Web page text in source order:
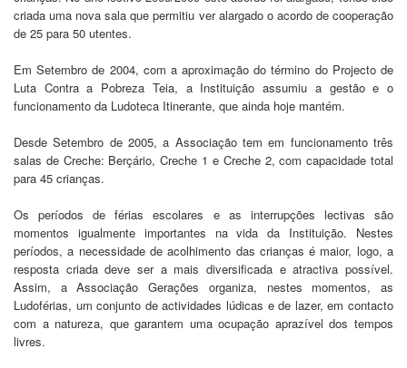
criada uma nova sala que permitiu ver alargado o acordo de cooperação
de 25 para 50 utentes.
Em Setembro de 2004, com a aproximação do término do Projecto de
Luta Contra a Pobreza Teia, a Instituição assumiu a gestão e o
funcionamento da Ludoteca Itinerante, que ainda hoje mantém.
Desde Setembro de 2005, a Associação tem em funcionamento três
salas de Creche: Berçário, Creche 1 e Creche 2, com capacidade total
para 45 crianças.
Os períodos de férias escolares e as interrupções lectivas são
momentos igualmente importantes na vida da Instituição. Nestes
períodos, a necessidade de acolhimento das crianças é maior, logo, a
resposta criada deve ser a mais diversificada e atractiva possível.
Assim, a Associação Gerações organiza, nestes momentos, as
Ludoférias, um conjunto de actividades lúdicas e de lazer, em contacto
com a natureza, que garantem uma ocupação aprazível dos tempos
livres.